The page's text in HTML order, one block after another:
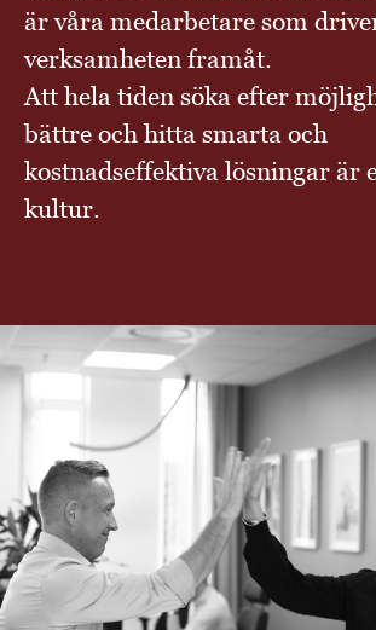
är våra medarbetare som
verksamheten framåt.
Att hela tiden söka efter
bättre och hitta smarta och
kostnadseffektiva lösningar är
kultur.